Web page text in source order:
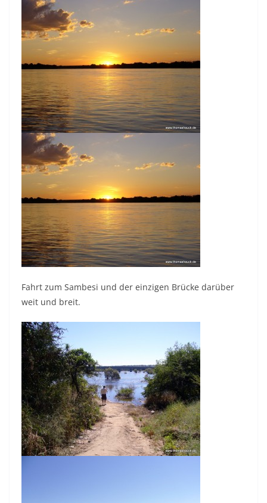
Fahrt zum Sambesi und der einzigen Brücke darüber
weit und breit.